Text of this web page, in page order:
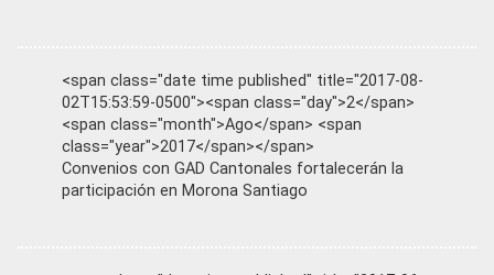
<span class="date time published" title="2017-08-
02T15:53:59-0500"><span class="day">2</span>
<span class="month">Ago</span> <span
class="year">2017</span></span>
Convenios con GAD Cantonales fortalecerán la
participación en Morona Santiago